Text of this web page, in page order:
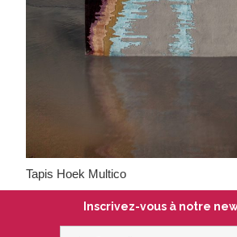
Tapis Hoek Multico
Inscrivez-vous à notre